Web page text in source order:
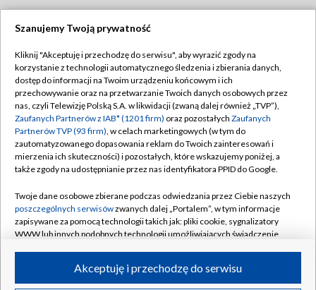
TVP
Abonament TVP
Emisja w TVP
Centrum informacji TVP
Naziemna Telewizja Cyfrowa
Rada Programowa
System NOS
Informacje o nadawcy
Program dla prasy
Regulamin TVP
Polityka prywatności
Moje zgody
Pomoc
Kontakt
Kanały
Szanujemy Twoją prywatność
Kliknij "Akceptuję i przechodzę do serwisu", aby wyrazić zgody na
korzystanie z technologii automatycznego śledzenia i zbierania danych,
dostęp do informacji na Twoim urządzeniu końcowym i ich
przechowywanie oraz na przetwarzanie Twoich danych osobowych przez
nas, czyli Telewizję Polską S.A. w likwidacji (zwaną dalej również „TVP”),
Zaufanych Partnerów z IAB* (1201 firm) oraz pozostałych Zaufanych
Partnerów TVP (93 firm), w celach marketingowych (w tym do
zautomatyzowanego dopasowania reklam do Twoich zainteresowań i
mierzenia ich skuteczności) i pozostałych, które wskazujemy poniżej, a
także zgody na udostępnianie przez nas identyfikatora PPID do Google.
Twoje dane osobowe zbierane podczas odwiedzania przez Ciebie naszych
poszczególnych serwisówzwanych dalej „Portalem”, w tym informacje
zapisywane za pomocą technologii takich jak: pliki cookie, sygnalizatory
WWW lub innych podobnych technologii umożliwiających świadczenie
ruchu w Internecie.Akceptuję i przechodzę do serwisu